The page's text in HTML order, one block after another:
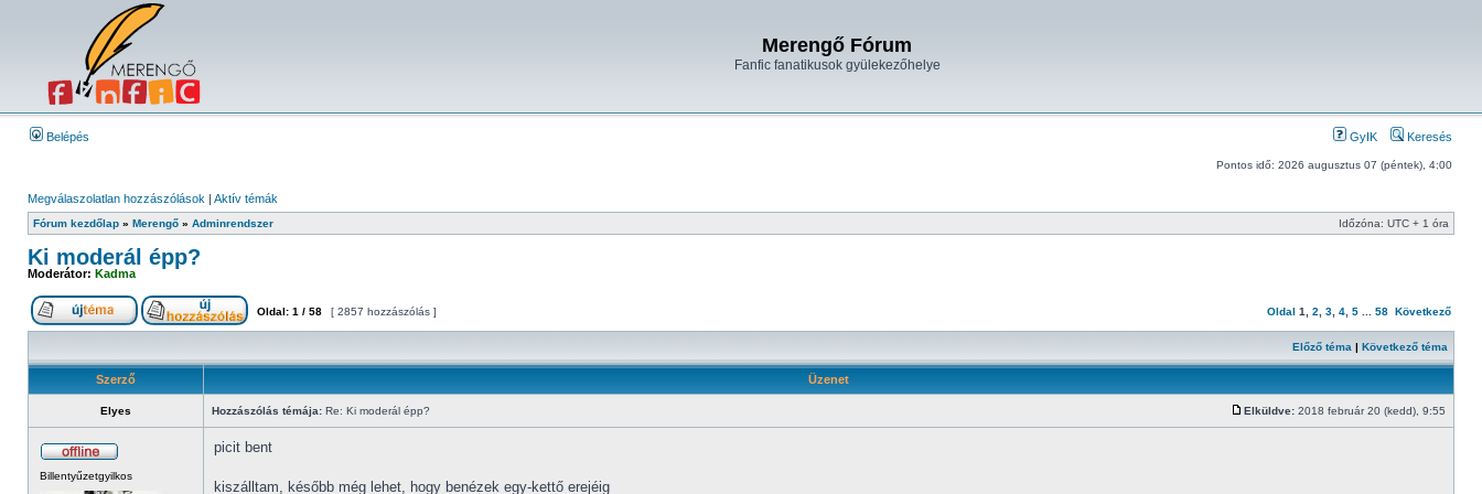
Merengő Fórum
Fanfic fanatikusok gyülekezőhelye
Belépés GyIK Keresés
Pontos idő: 2026 augusztus 07 (péntek), 4:00
Megválaszolatlan hozzászólások | Aktív témák
Fórum kezdőlap » Merengő » Adminrendszer Időzóna: UTC + 1 óra
Ki moderál épp?
Moderátor: Kadma
Oldal: 1 / 58 [ 2857 hozzászólás ] Oldal 1 2 3 4 5 58 Következő
Előző téma | Következő téma
Szerző Üzenet
Elyes Hozzászólás témája: Re: Ki moderál épp? Elküldve: 2018 február 20 (kedd), 9:55
Billentyűzetgyilkos
picit bent
kiszálltam, később még lehet, hogy benézek egy-kettő erejéig